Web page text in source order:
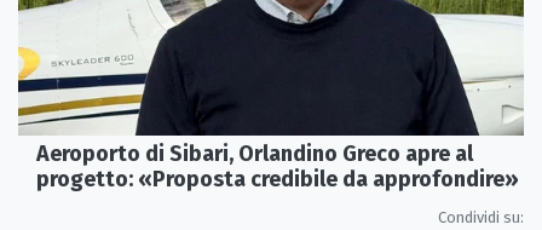
Aeroporto di Sibari, Orlandino Greco apre al
progetto: «Proposta credibile da approfondire»
Condividi su: